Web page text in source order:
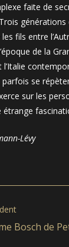
faite de
générations
fils entre
de la
l’Italie
se
sur les
étrange
Lévy
Bosch de